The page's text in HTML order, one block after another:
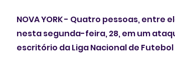
NOVA YORK - Quatro pessoas,
nesta segunda-feira, 28, em um
escritório da Liga Nacional de Futebol